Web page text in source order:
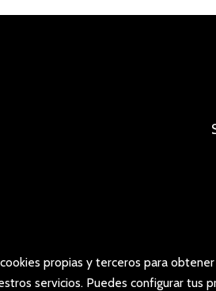
propias y terceros para
servicios. Puedes configurar tus